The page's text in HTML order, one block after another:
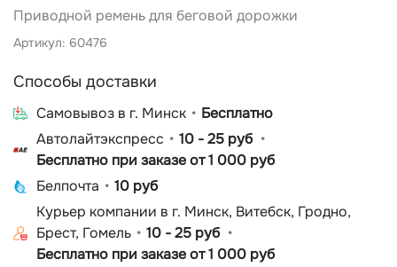
Приводной ремень для беговой дорожки
Артикул: 60476
Способы доставки
Cамовывоз в г. Минск
Бесплатно
Автолайтэкспресс
10 - 25 руб
Бесплатно при заказе от 1 000 руб
Белпочта
10 руб
Курьер компании в г. Минск, Витебск, Гродно,
Брест, Гомель
10 - 25 руб
Бесплатно при заказе от 1 000 руб